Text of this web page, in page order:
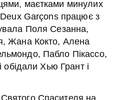
маєтками минулих
Deux Garçons працює з
Поля Сезанна,
Жана Кокто, Алена
Пабло Пікассо,
обідали Хью Грант і
Спасителя на